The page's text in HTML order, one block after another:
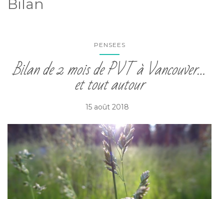
Bilan
PENSEES
Bilan de 2 mois de PVT à Vancouver…
et tout autour
15 août 2018